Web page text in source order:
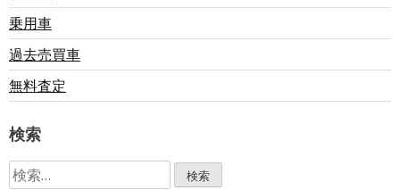
ー
シ
ョ
乗用車
過去売買車
無料査定
検索
検